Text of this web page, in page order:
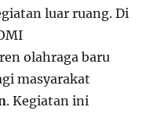
luar ruang. Di
olahraga baru
masyarakat
. Kegiatan ini